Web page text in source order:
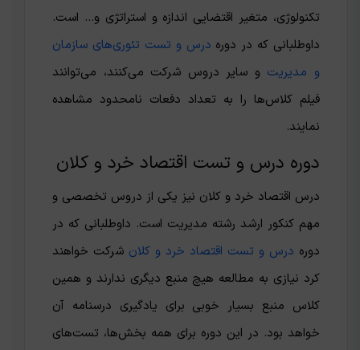
تکنولوژی، متغیر اقتضایی اندازه و استراتژی و… است.
داوطلبانی که در دوره درس و تست تئوری‌های سازمان
و مدیریت و سایر دروس شرکت می‌کنند، می‌توانند
فیلم کلاس‌ها را به تعداد دفعات نامحدود مشاهده
نمایند.
دوره درس و تست اقتصاد خرد و کلان
درس اقتصاد خرد و کلان نیز یکی از دروس تخصصی و
مهم کنکور ارشد رشته مدیریت است. داوطلبانی که در
دوره درس و تست اقتصاد خرد و کلان شرکت خواهند
کرد نیازی به مطالعه هیچ منبع دیگری ندارند و همین
کلاس منبع بسیار خوبی برای یادگیری درسنامه آن
خواهد بود. در این دوره برای همه بخش‌ها، تست‌های